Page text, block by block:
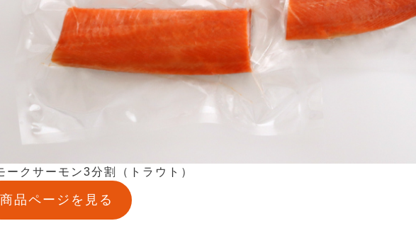
ークサーモン3分割（トラウト）
商品ページを見る